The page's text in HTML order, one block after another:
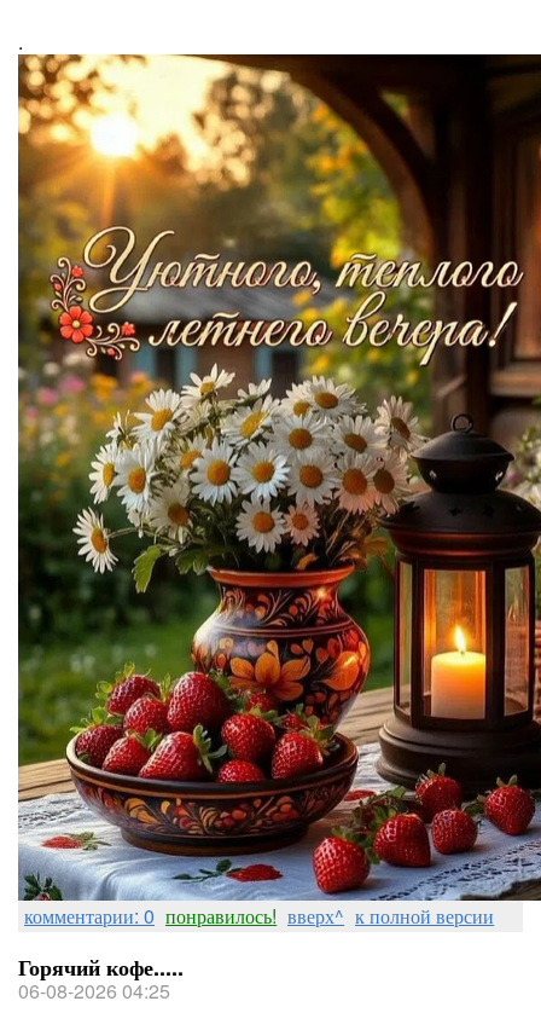
.
комментарии: 0 понравилось! вверх^ к полной версии
Горячий кофе.....
06-08-2026 04:25